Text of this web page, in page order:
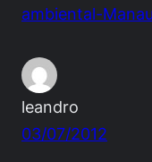
ambiental-
leandro
03/07/2012